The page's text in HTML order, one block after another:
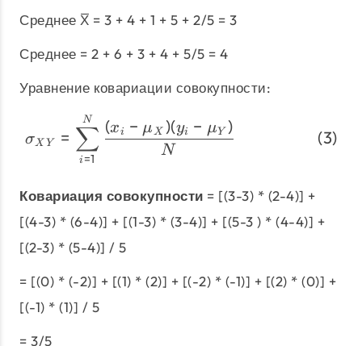
Среднее X̅ = 3 + 4 + 1 + 5 + 2/5 = 3
Среднее = 2 + 6 + 3 + 4 + 5/5 = 4
Уравнение ковариации совокупности:
\begin{align}
σX Y =
i=1
∑
N
N
(xi − μX )(yi − μY )
Ковариация совокупности = [(3-3) * (2-4)] +
[(4-3) * (6-4)] + [(1-3) * (3-4)] + [(5-3 ) * (4-4)] +
[(2-3) * (5-4)] / 5
= [(0) * (-2)] + [(1) * (2)] + [(-2) * (-1)] + [(2) * (0)] +
[(-1) * (1)] / 5
= 3/5